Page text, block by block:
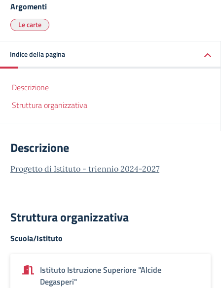
Argomenti
Le carte
Indice della pagina
Descrizione
Struttura organizzativa
Descrizione
Progetto di Istituto - triennio 2024-2027
Struttura organizzativa
Scuola/Istituto
Istituto Istruzione Superiore "Alcide
Degasperi"